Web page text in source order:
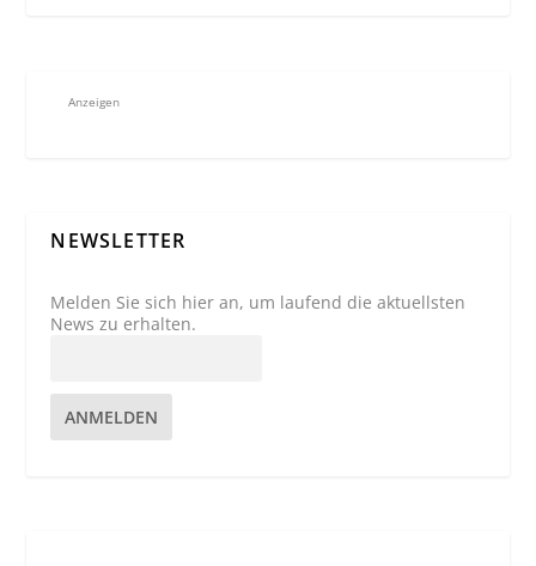
Anzeigen
NEWSLETTER
Melden Sie sich hier an, um laufend die aktuellsten
News zu erhalten.
ANMELDEN